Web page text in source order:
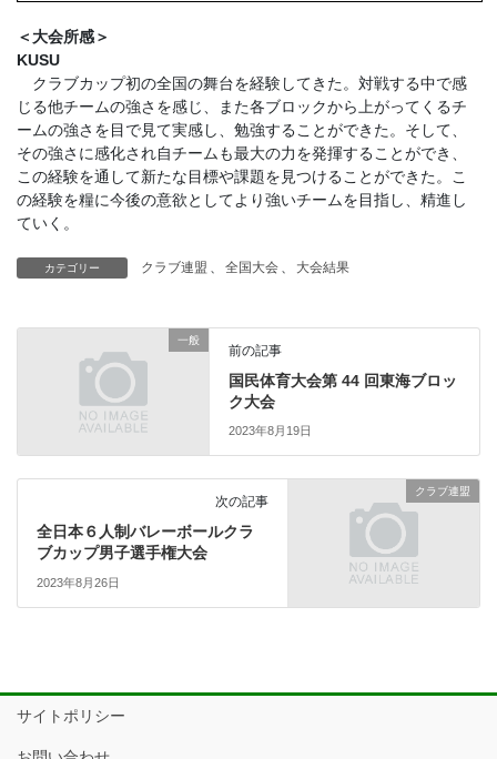
＜大会所感＞
KUSU
クラブカップ初の全国の舞台を経験してきた。対戦する中で感
じる他チームの強さを感じ、また各ブロックから上がってくるチ
ームの強さを目で見て実感し、勉強することができた。そして、
その強さに感化され自チームも最大の力を発揮することができ、
この経験を通して新たな目標や課題を見つけることができた。こ
の経験を糧に今後の意欲としてより強いチームを目指し、精進し
ていく。
カテゴリー クラブ連盟 全国大会 大会結果
一般
前の記事
国民体育大会第 44 回東海ブロッ
ク大会
2023年8月19日
クラブ連盟
次の記事
全日本６人制バレーボールクラ
ブカップ男子選手権大会
2023年8月26日
サイトポリシー